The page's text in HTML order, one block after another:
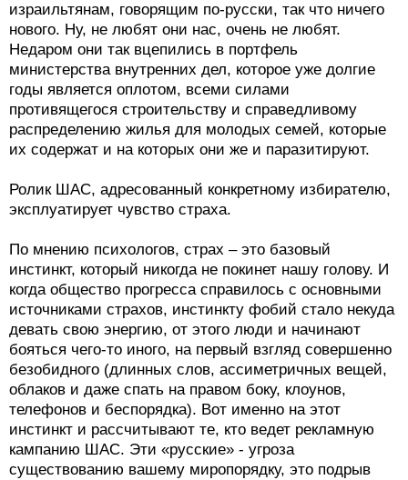
израильтянам, говорящим по-русски, так что ничего
нового. Ну, не любят они нас, очень не любят.
Недаром они так вцепились в портфель
министерства внутренних дел, которое уже долгие
годы является оплотом, всеми силами
противящегося строительству и справедливому
распределению жилья для молодых семей, которые
их содержат и на которых они же и паразитируют.
Ролик ШАС, адресованный конкретному избирателю,
эксплуатирует чувство страха.
По мнению психологов, страх – это базовый
инстинкт, который никогда не покинет нашу голову. И
когда общество прогресса справилось с основными
источниками страхов, инстинкту фобий стало некуда
девать свою энергию, от этого люди и начинают
бояться чего-то иного, на первый взгляд совершенно
безобидного (длинных слов, ассиметричных вещей,
облаков и даже спать на правом боку, клоунов,
телефонов и беспорядка). Вот именно на этот
инстинкт и рассчитывают те, кто ведет рекламную
кампанию ШАС. Эти «русские» - угроза
существованию вашему миропорядку, это подрыв